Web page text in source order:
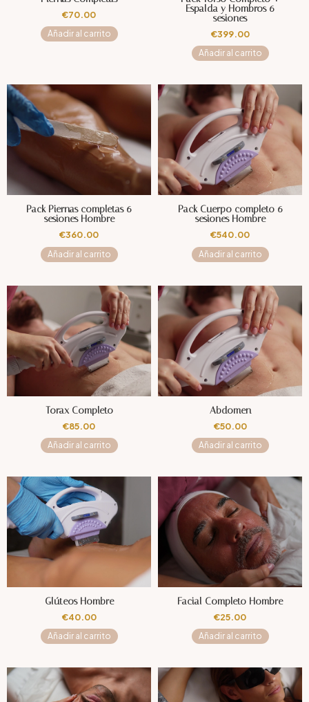
€70.00
Añadir al carrito
Espalda y Hombros 6
sesiones
€399.00
Añadir al carrito
Pack Piernas completas 6
sesiones Hombre
€360.00
Añadir al carrito
Pack Cuerpo completo 6
sesiones Hombre
€540.00
Añadir al carrito
Torax Completo
€85.00
Añadir al carrito
Abdomen
€50.00
Añadir al carrito
Glúteos Hombre
€40.00
Añadir al carrito
Facial Completo Hombre
€25.00
Añadir al carrito